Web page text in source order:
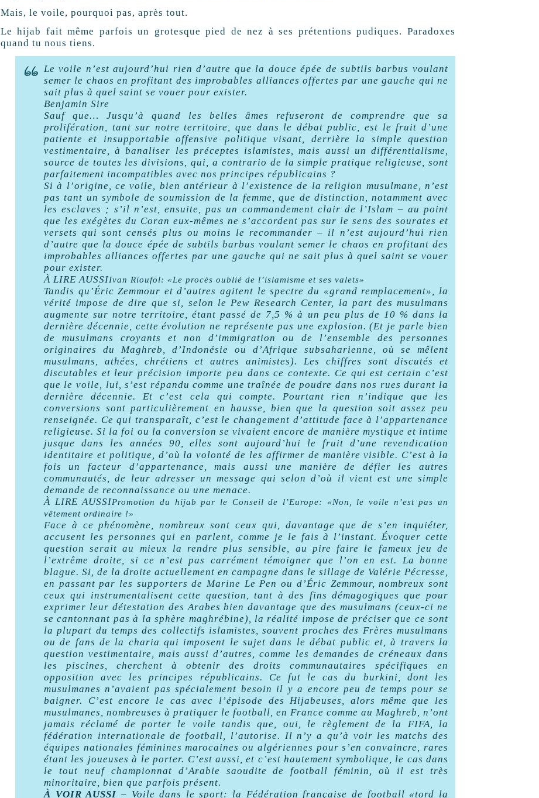
Mais, le voile, pourquoi pas, après tout.
Le hijab fait même parfois un grotesque pied de nez à ses prétentions pudiques. Paradoxes
quand tu nous tiens.
Le voile n’est aujourd’hui rien d’autre que la douce épée de subtils barbus voulant
semer le chaos en profitant des improbables alliances offertes par une gauche qui ne
sait plus à quel saint se vouer pour exister.
Benjamin Sire
Sauf que… Jusqu’à quand les belles âmes refuseront de comprendre que sa
prolifération, tant sur notre territoire, que dans le débat public, est le fruit d’une
patiente et insupportable offensive politique visant, derrière la simple question
vestimentaire, à banaliser les préceptes islamistes, mais aussi un différentialisme,
source de toutes les divisions, qui,a contrario de la simple pratique religieuse, sont
parfaitement incompatibles avec nos principes républicains ?
Si à l’origine, ce voile, bien antérieur à l’existence de la religion musulmane, n’est
pas tant un symbole de soumission de la femme, que de distinction, notamment avec
les esclaves ; s’il n’est, ensuite, pas un commandement clair de l’Islam – au point
que les exégètes du Coran eux-mêmes ne s’accordent pas sur le sens des sourates et
versets qui sont censés plus ou moins le recommander – il n’est aujourd’hui rien
d’autre que la douce épée de subtils barbus voulant semer le chaos en profitant des
improbables alliances offertes par une gauche qui ne sait plus à quel saint se vouer
pour exister.
À LIRE AUSSIIvan Rioufol: «Le procès oublié de l’islamisme et ses valets»
Tandis qu’Éric Zemmour et d’autres agitent le spectre du «grand remplacement», la
vérité impose de dire que si, selon le Pew Research Center, la part des musulmans
augmente sur notre territoire, étant passé de 7,5 % à un peu plus de 10 % dans la
dernière décennie, cette évolution ne représente pas une explosion. (Et je parle bien
de musulmans croyants et non d’immigration ou de l’ensemble des personnes
originaires du Maghreb, d’Indonésie ou d’Afrique subsaharienne, où se mêlent
musulmans, athées, chrétiens et autres animistes). Les chiffres sont discutés et
discutables et leur précision importe peu dans ce contexte. Ce qui est certain c’est
que le voile, lui, s’est répandu comme une traînée de poudre dans nos rues durant la
dernière décennie. Et c’est cela qui compte. Pourtant rien n’indique que les
conversions sont particulièrement en hausse, bien que la question soit assez peu
renseignée. Ce qui transparaît, c’est le changement d’attitude face à l’appartenance
religieuse. Si la foi ou la conversion se vivaient encore de manière mystique et intime
jusque dans les années 90, elles sont aujourd’hui le fruit d’une revendication
identitaire et politique, d’où la volonté de les affirmer de manière visible. C’est à la
fois un facteur d’appartenance, mais aussi une manière de défier les autres
communautés, de leur adresser un message qui selon d’où il vient est une simple
demande de reconnaissance ou une menace.
À LIRE AUSSIPromotion du hijab par le Conseil de l’Europe: «Non, le voile n’est pas un
vêtement ordinaire !»
Face à ce phénomène, nombreux sont ceux qui, davantage que de s’en inquiéter,
accusent les personnes qui en parlent, comme je le fais à l’instant. Évoquer cette
question serait au mieux la rendre plus sensible, au pire faire le fameux jeu de
l’extrême droite, si ce n’est pas carrément témoigner que l’on en est. La bonne
blague. Si, de la droite actuellement en campagne dans le sillage de Valérie Pécresse,
en passant par les supporters de Marine Le Pen ou d’Éric Zemmour, nombreux sont
ceux qui instrumentalisent cette question, tant à des fins démagogiques que pour
exprimer leur détestation des Arabes bien davantage que des musulmans (ceux-ci ne
se cantonnant pas à la sphère maghrébine), la réalité impose de préciser que ce sont
la plupart du temps des collectifs islamistes, souvent proches des Frères musulmans
ou de fans de la charia qui imposent le sujet dans le débat public et, à travers la
question vestimentaire, mais aussi d’autres, comme les demandes de créneaux dans
les piscines, cherchent à obtenir des droits communautaires spécifiques en
opposition avec les principes républicains. Ce fut le cas du burkini, dont les
musulmanes n’avaient pas spécialement besoin il y a encore peu de temps pour se
baigner. C’est encore le cas avec l’épisode des Hijabeuses, alors même que les
musulmanes, nombreuses à pratiquer le football, en France comme au Maghreb, n’ont
jamais réclamé de porter le voile tandis que, oui, le règlement de la FIFA, la
fédération internationale de football, l’autorise. Il n’y a qu’à voir les matchs des
équipes nationales féminines marocaines ou algériennes pour s’en convaincre, rares
étant les joueuses à le porter. C’est aussi, et c’est hautement symbolique, le cas dans
le tout neuf championnat d’Arabie saoudite de football féminin, où il est très
minoritaire, bien que parfois présent.
À VOIR AUSSI – Voile dans le sport: la Fédération française de football «tord la